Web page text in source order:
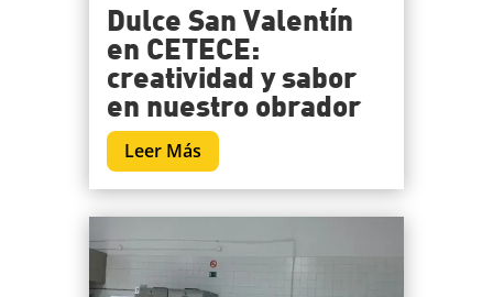
Dulce San Valentín
en CETECE:
creatividad y sabor
en nuestro obrador
Leer Más